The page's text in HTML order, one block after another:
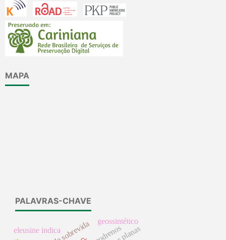
MAPA
PALAVRAS-CHAVE
eleusine indica
geossintético
geodrenos